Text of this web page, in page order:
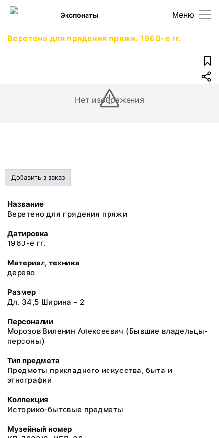
Меню
Экспонаты
Веретено для прядения пряжи. 1960-е гг.
Нет изображения
Добавить в заказ
Название
Веретено для прядения пряжи
Датировка
1960-е гг.
Материал, техника
дерево
Размер
Дл. 34,5 Ширина - 2
Персоналии
Морозов Виленин Алексеевич (Бывшие владельцы-
персоны)
Тип предмета
Предметы прикладного искусства, быта и
этнографии
Коллекция
Историко-бытовые предметы
Музейный номер